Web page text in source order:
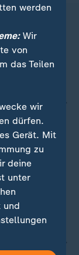
werden
Wir
von
das Teilen
wir
dürfen.
Gerät. Mit
zu
deine
unter
und
ändern.